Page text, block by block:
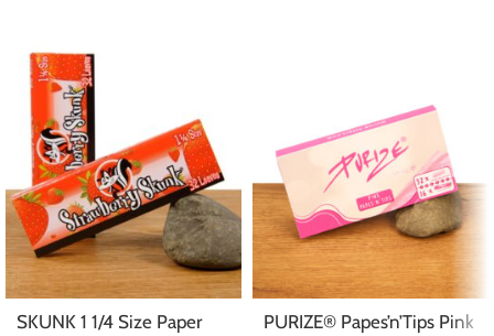
SKUNK 1 1/4 Size Paper
PURIZE® Papes’n’Tips Pink